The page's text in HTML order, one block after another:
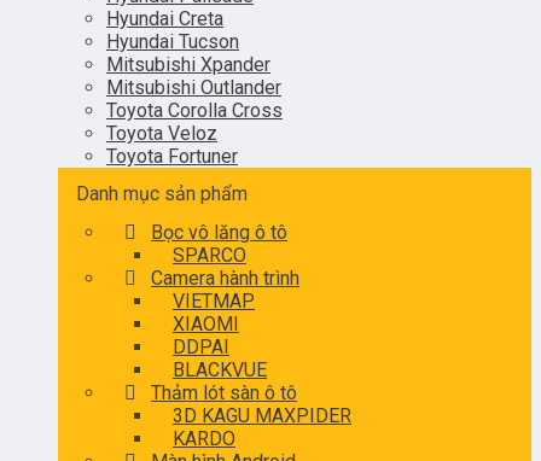
Hyundai Creta
Hyundai Tucson
Mitsubishi Xpander
Mitsubishi Outlander
Toyota Corolla Cross
Toyota Veloz
Toyota Fortuner
Danh mục sản phẩm
Bọc vô lăng ô tô
SPARCO
Camera hành trình
VIETMAP
XIAOMI
DDPAI
BLACKVUE
Thảm lót sàn ô tô
3D KAGU MAXPIDER
KARDO